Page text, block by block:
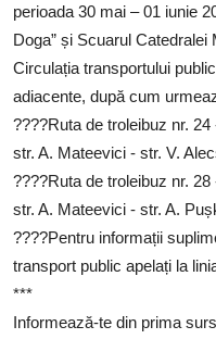
perioada 30 mai – 01 iunie
Doga” și Scuarul Catedralei
Circulația transportului
adiacente, după cum
????Ruta de troleibuz nr.
str. A. Mateevici - str. V.
????Ruta de troleibuz nr.
str. A. Mateevici - str. A.
????Pentru informații
transport public apelați la
***
Informează-te din prima